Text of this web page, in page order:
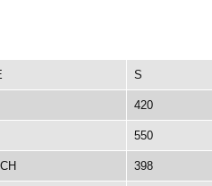
S
420
550
398